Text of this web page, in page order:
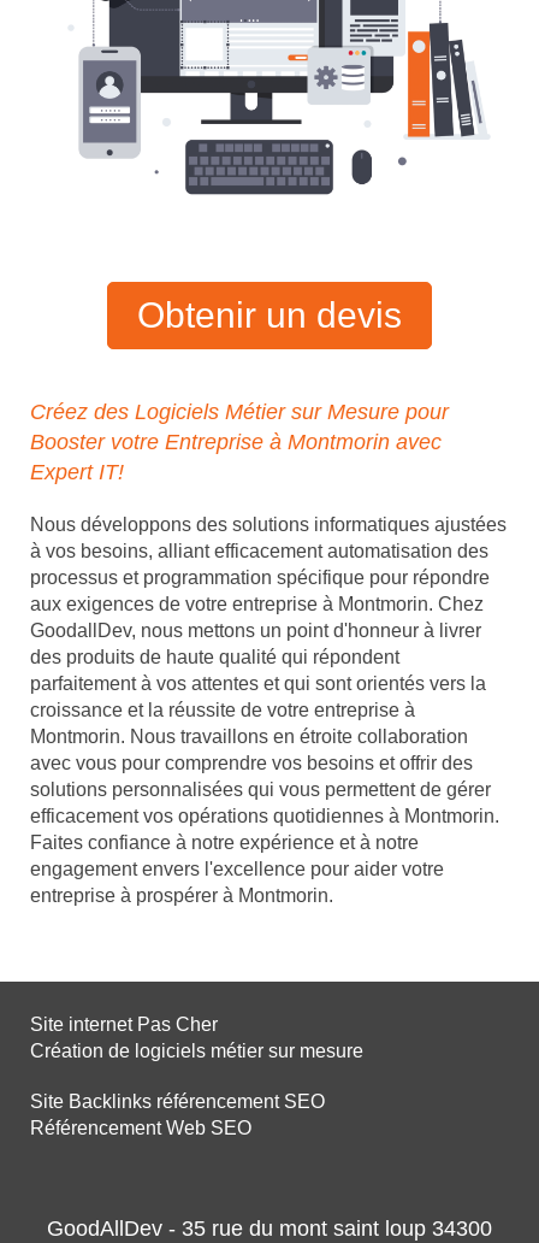
Obtenir un devis
Créez des Logiciels Métier sur Mesure pour
Booster votre Entreprise à Montmorin avec
Expert IT!
Nous développons des solutions informatiques ajustées
à vos besoins, alliant efficacement automatisation des
processus et programmation spécifique pour répondre
aux exigences de votre entreprise à Montmorin. Chez
GoodallDev, nous mettons un point d'honneur à livrer
des produits de haute qualité qui répondent
parfaitement à vos attentes et qui sont orientés vers la
croissance et la réussite de votre entreprise à
Montmorin. Nous travaillons en étroite collaboration
avec vous pour comprendre vos besoins et offrir des
solutions personnalisées qui vous permettent de gérer
efficacement vos opérations quotidiennes à Montmorin.
Faites confiance à notre expérience et à notre
engagement envers l'excellence pour aider votre
entreprise à prospérer à Montmorin.
Site internet Pas Cher
Création de logiciels métier sur mesure
Site Backlinks référencement SEO
Référencement Web SEO
GoodAllDev - 35 rue du mont saint loup 34300